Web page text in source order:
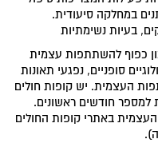
במחלקה סיעודית.
בעיות נשימתיות
כפוף להשתתפות עצמית
סופניים, נפגעי תאונות
העצמית. יש קופות חולים
חודשים ראשונים.
באתרי קופות החולים